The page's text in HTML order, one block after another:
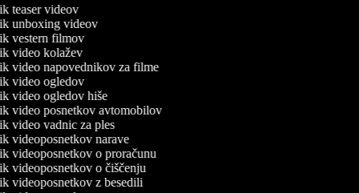
teaser videov
unboxing videov
vestern filmov
video kolažev
video napovednikov za filme
video ogledov
video ogledov hiše
video posnetkov avtomobilov
video vadnic za ples
videoposnetkov narave
videoposnetkov o proračunu
videoposnetkov o čiščenju
videoposnetkov z besedili